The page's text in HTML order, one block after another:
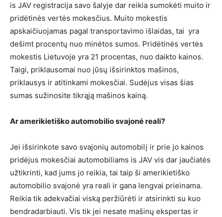
is JAV registracija savo šalyje dar reikia sumokėti muito ir
pridėtinės vertės mokesčius. Muito mokestis
apskaičiuojamas pagal transportavimo išlaidas, tai yra
dešimt procentų nuo minėtos sumos. Pridėtinės vertės
mokestis Lietuvoje yra 21 procentas, nuo daikto kainos.
Taigi, priklausomai nuo jūsų išsirinktos mašinos,
priklausys ir atitinkami mokesčiai. Sudėjus visas šias
sumas sužinosite tikrąją mašinos kainą.
Ar amerikietiško automobilio svajonė reali?
Jei išsirinkote savo svajonių automobilį ir prie jo kainos
pridėjus mokesčiai automobiliams is JAV vis dar jaučiatės
užtikrinti, kad jums jo reikia, tai taip ši amerikietiško
automobilio svajonė yra reali ir gana lengvai prieinama.
Reikia tik adekvačiai viską peržiūrėti ir atsirinkti su kuo
bendradarbiauti. Vis tik jei nesate mašinų ekspertas ir